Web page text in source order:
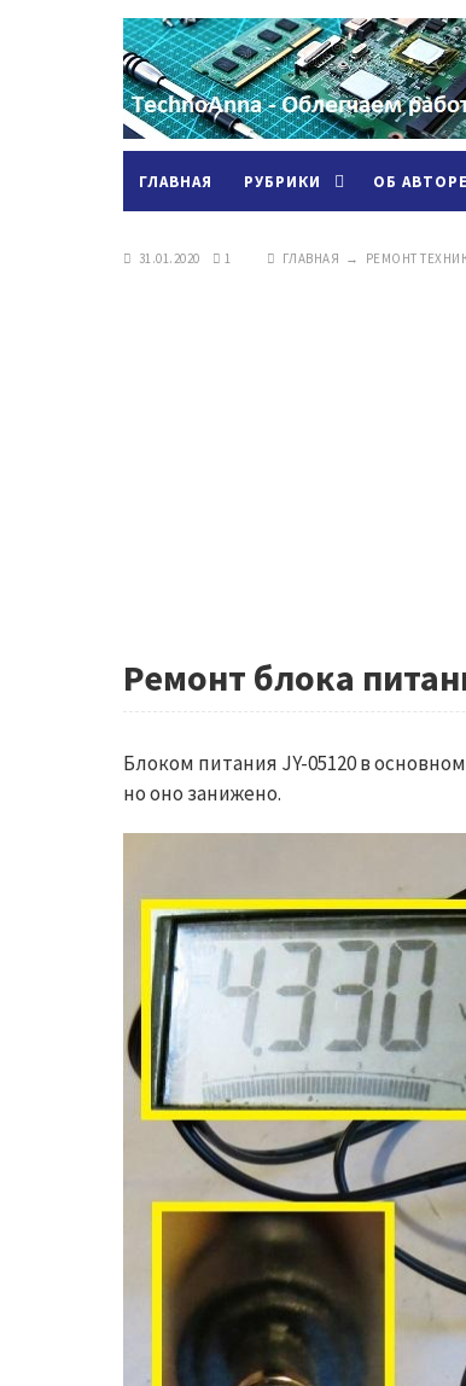
ГЛАВНАЯ РУБРИКИ ОБ АВТОРЕ
31.01.2020 1 ГЛАВНАЯ → РЕМОНТ
Ремонт блока
Блоком питания JY-05120 в
но оно занижено.